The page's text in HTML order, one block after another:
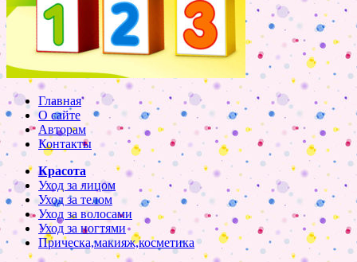
Главная
О сайте
Авторам
Контакты
Красота
Уход за лицом
Уход за телом
Уход за волосами
Уход за ногтями
Прическа,макияж,косметика